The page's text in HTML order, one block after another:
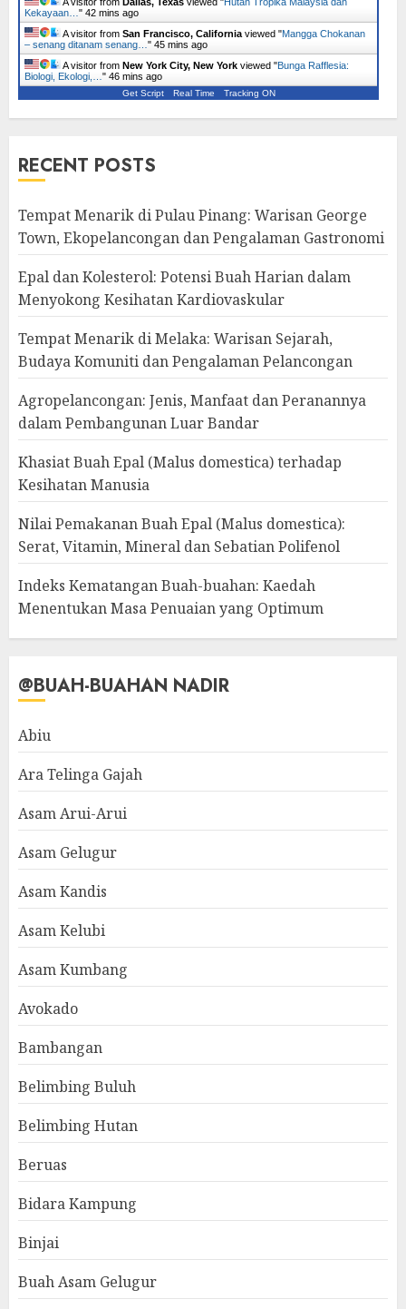
Kekayaan… " 42 mins ago
A visitor from San Francisco, California viewed "Mangga Chokanan
– senang ditanam senang… " 45 mins ago
A visitor from New York City, New York viewed "Bunga Rafflesia:
Biologi, Ekologi,… " 46 mins ago
Get Script Real Time Tracking ON
RECENT POSTS
Tempat Menarik di Pulau Pinang: Warisan George
Town, Ekopelancongan dan Pengalaman Gastronomi
Epal dan Kolesterol: Potensi Buah Harian dalam
Menyokong Kesihatan Kardiovaskular
Tempat Menarik di Melaka: Warisan Sejarah,
Budaya Komuniti dan Pengalaman Pelancongan
Agropelancongan: Jenis, Manfaat dan Peranannya
dalam Pembangunan Luar Bandar
Khasiat Buah Epal (Malus domestica) terhadap
Kesihatan Manusia
Nilai Pemakanan Buah Epal (Malus domestica):
Serat, Vitamin, Mineral dan Sebatian Polifenol
Indeks Kematangan Buah-buahan: Kaedah
Menentukan Masa Penuaian yang Optimum
@BUAH-BUAHAN NADIR
Abiu
Ara Telinga Gajah
Asam Arui-Arui
Asam Gelugur
Asam Kandis
Asam Kelubi
Asam Kumbang
Avokado
Bambangan
Belimbing Buluh
Belimbing Hutan
Beruas
Bidara Kampung
Binjai
Buah Asam Gelugur